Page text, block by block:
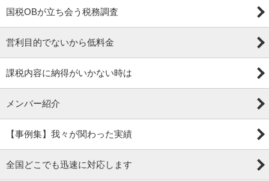
国税OBが立ち会う税務調査
営利目的でないから低料金
課税内容に納得がいかない時は
メンバー紹介
【事例集】我々が関わった実績
全国どこでも迅速に対応します